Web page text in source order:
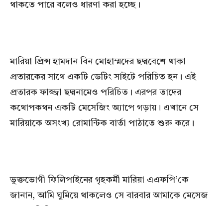
থাকতে পারে বলেও ধারণা করা হচ্ছে।
মারিয়া প্রিন্স হামদান বিন মোহাম্মদের ছদ্মবেশে থাকা
প্রতারকের সাথে একটি ডেটিং সাইটে পরিচিত হন। এই
প্রতারক ফাজ্জা ছদ্মনামেও পরিচিত। এরপর তাদের
কথোপকথন একটি মেসেজিং অ্যাপে গড়ায়। এখানে সে
মারিয়াকে অসংখ্য রোমান্টিক বার্তা পাঠাতে শুরু করে।
ভুক্তভোগী ফিলিপাইনের গৃহকর্মী মারিয়া এএফপি’কে
জানান, আমি ঘুমিয়ে থাকলেও সে বারবার আমাকে মেসেজ